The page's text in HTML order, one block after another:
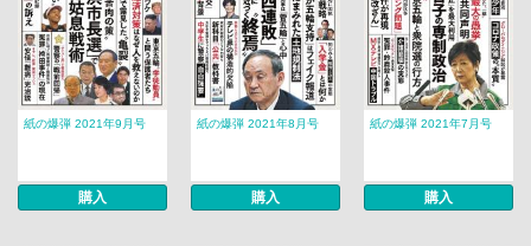
紙の爆弾 2021年9月号
購入
紙の爆弾 2021年8月号
購入
紙の爆弾 2021年7月号
購入